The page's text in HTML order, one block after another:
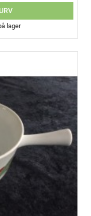
lager